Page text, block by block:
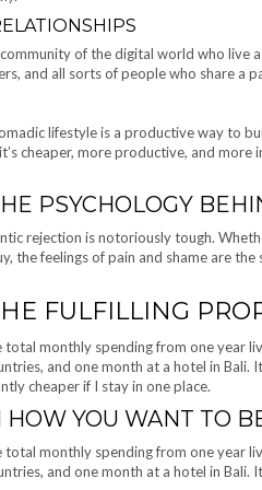
community of the digital world who
and all sorts of people who share a
lifestyle is a productive way to
cheaper, more productive, and
PSYCHOLOGY
rejection is notoriously tough.
the feelings of pain and shame are
FULFILLING
total monthly spending from one year
and one month at a hotel in Bali.
cheaper if I stay in one place.
HOW YOU WANT TO
total monthly spending from one year
and one month at a hotel in Bali.